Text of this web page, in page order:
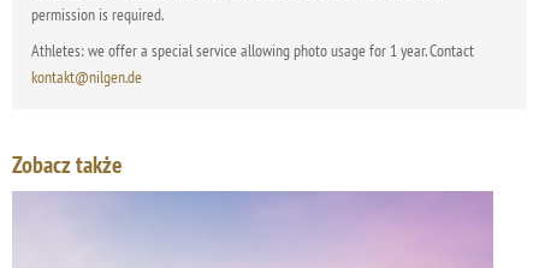
permission is required.
Athletes: we offer a special service allowing photo usage for 1 year. Contact
kontakt@nilgen.de
Zobacz także